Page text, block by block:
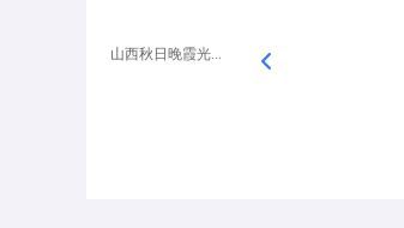
山西秋日晚霞光...